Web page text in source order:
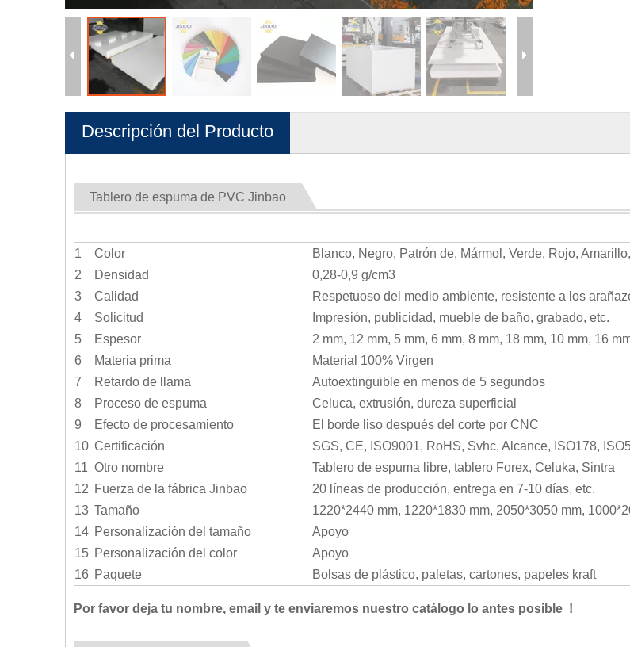
Descripción del Producto
Tablero de espuma de PVC Jinbao
1 Color
Blanco, Negro, Patrón de, Mármol, Verde, Rojo,
2
Densidad
0,28-0,9 g/cm3
3
Calidad
Respetuoso del medio ambiente, resistente a los
4
Solicitud
Impresión, publicidad, mueble de baño, grabado, etc.
5
Espesor
2 mm, 12 mm, 5 mm, 6 mm, 8 mm, 18 mm, 10 mm, 16
6
Materia prima
Material 100% Virgen
7
Retardo de llama
Autoextinguible en menos de 5 segundos
8
Proceso de espuma
Celuca, extrusión, dureza superficial
9
Efecto de procesamiento
El borde liso después del corte por CNC
10 Certificación
SGS, CE, ISO9001, RoHS, Svhc, Alcance, ISO178,
11 Otro nombre
Tablero de espuma libre, tablero Forex, Celuka, Sintra
12 Fuerza de la fábrica Jinbao
20 líneas de producción, entrega en 7-10 días, etc.
13 Tamaño
1220*2440 mm, 1220*1830 mm, 2050*3050 mm,
14 Personalización del tamaño
Apoyo
15 Personalización del color
Apoyo
16 Paquete Bolsas de plástico, paletas, cartones, papeles kraft
Por favor deja tu nombre, email y te enviaremos nuestro catálogo lo antes posible !